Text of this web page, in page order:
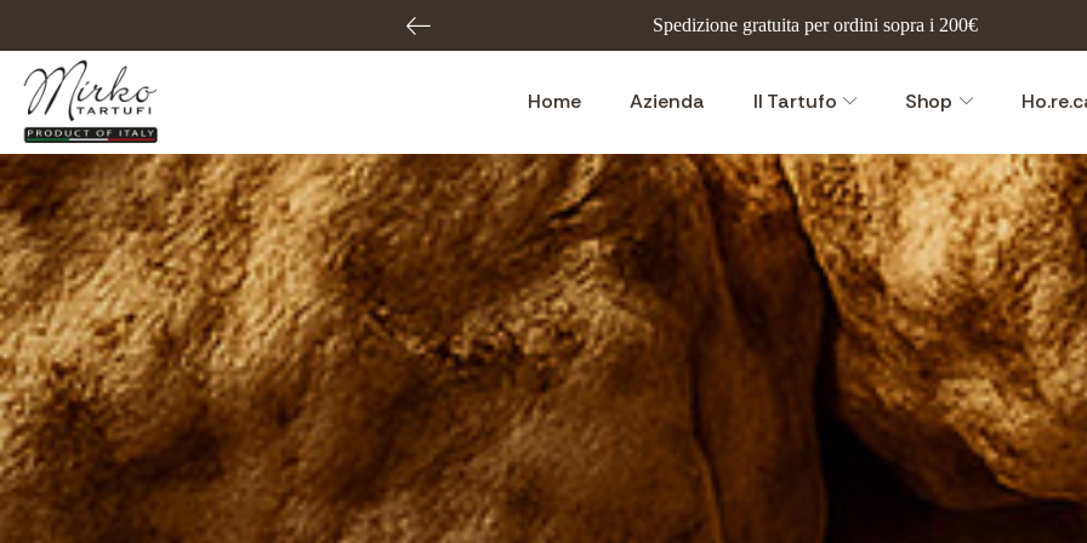
Spedizione gratuita per ordini sopra i 200€
Home Azienda Il Tartufo Shop